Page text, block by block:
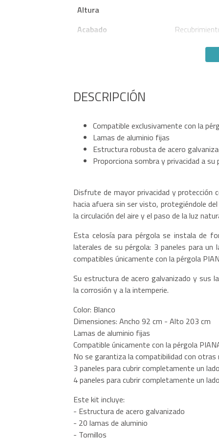
Altura
Acabado
DESCRIPCIÓN
Compatible exclusivamente con la
Lamas de aluminio fijas
Estructura robusta de acero
Proporciona sombra y privacidad a su
Disfrute de mayor privacidad y protección
hacia afuera sin ser visto, protegiéndole
la circulación del aire y el paso de la luz
Esta celosía para pérgola se instala de
laterales de su pérgola: 3 paneles para
compatibles únicamente con la pérgola
Su estructura de acero galvanizado y sus
la corrosión y a la intemperie.
Color: Blanco
Dimensiones: Ancho 92 cm - Alto 203 cm
Lamas de aluminio fijas
Compatible únicamente con la pérgola
No se garantiza la compatibilidad con otras
3 paneles para cubrir completamente un
4 paneles para cubrir completamente un
Este kit incluye:
- Estructura de acero galvanizado
- 20 lamas de aluminio
- Tornillos